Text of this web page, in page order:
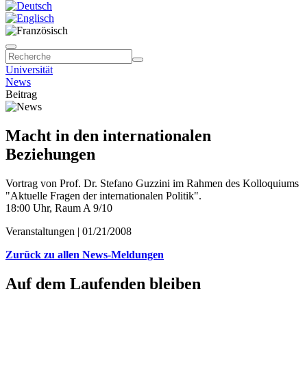
Universität
News
Beitrag
Macht in den internationalen
Beziehungen
Vortrag von Prof. Dr. Stefano Guzzini im Rahmen des Kolloquiums
"Aktuelle Fragen der internationalen Politik".
18:00 Uhr, Raum A 9/10
Veranstaltungen | 01/21/2008
Zurück zu allen News-Meldungen
Auf dem Laufenden bleiben